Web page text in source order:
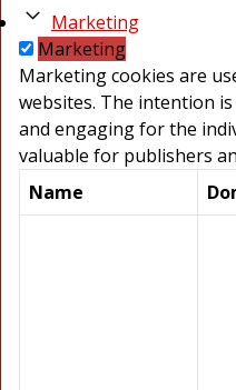
Marketing
Marketing
Marketing cookies are
websites. The intention
and engaging for the
valuable for publishers
Name